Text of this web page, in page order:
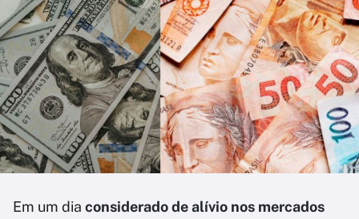
Em um dia considerado de alívio nos mercados